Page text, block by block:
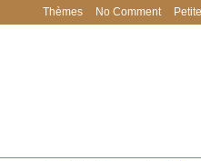
Thèmes No Comment